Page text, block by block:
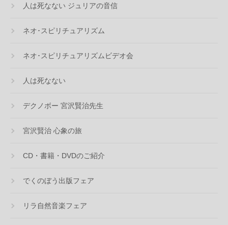
人は死なない ジュリアの音信
ネオ･スピリチュアリズム
ネオ･スピリチュアリズムビデオ会
人は死なない
デクノボー 宮沢賢治先生
宮沢賢治 心象の旅
CD・書籍・DVDのご紹介
でくのぼう出版フェア
リラ自然音楽フェア